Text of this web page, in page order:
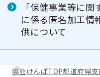
「保健事業等に関
に係る匿名加工情
供について
協会けんぽTOP都道府県支